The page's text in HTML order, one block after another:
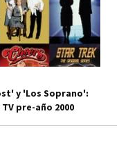
y 'Los Soprano':
pre-año 2000